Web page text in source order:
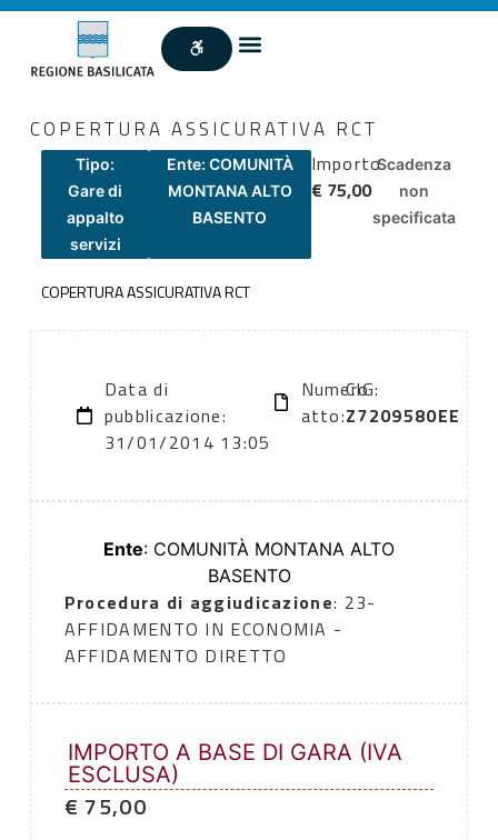
COPERTURA ASSICURATIVA RCT
Tipo:
Gare di
appalto
servizi
Ente: COMUNITÀ
MONTANA ALTO
BASENTO
Importo
€ 75,00
Scadenza
non
specificata
COPERTURA ASSICURATIVA RCT
Data di
pubblicazione:
31/01/2014 13:05
Numero
atto:
CIG:
Z7209580EE
Ente: COMUNITÀ MONTANA ALTO
BASENTO
Procedura di aggiudicazione: 23-
AFFIDAMENTO IN ECONOMIA -
AFFIDAMENTO DIRETTO
IMPORTO A BASE DI GARA (IVA
ESCLUSA)
€ 75,00